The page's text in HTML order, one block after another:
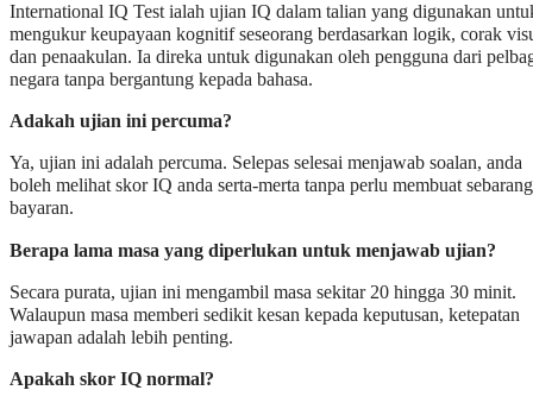
International IQ Test ialah ujian IQ dalam talian yang digunakan
mengukur keupayaan kognitif seseorang berdasarkan logik, corak
dan penaakulan. Ia direka untuk digunakan oleh pengguna dari
negara tanpa bergantung kepada bahasa.
Adakah ujian ini percuma?
Ya, ujian ini adalah percuma. Selepas selesai menjawab soalan, anda
boleh melihat skor IQ anda serta-merta tanpa perlu membuat sebarang
bayaran.
Berapa lama masa yang diperlukan untuk menjawab ujian?
Secara purata, ujian ini mengambil masa sekitar 20 hingga 30 minit.
Walaupun masa memberi sedikit kesan kepada keputusan, ketepatan
jawapan adalah lebih penting.
Apakah skor IQ normal?